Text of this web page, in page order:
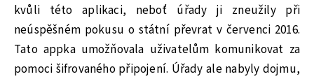
kvůli této aplikaci, neboť úřady ji zneužily při
neúspěšném pokusu o státní převrat v červenci 2016.
Tato appka umožňovala uživatelům komunikovat za
pomoci šifrovaného připojení. Úřady ale nabyly dojmu,